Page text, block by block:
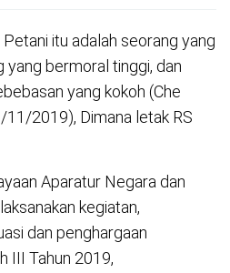
Petani itu adalah seorang yang
yang bermoral tinggi, dan
yang kokoh (Che
2019), Dimana letak RS
Aparatur Negara dan
kegiatan,
dan penghargaan
III Tahun 2019,